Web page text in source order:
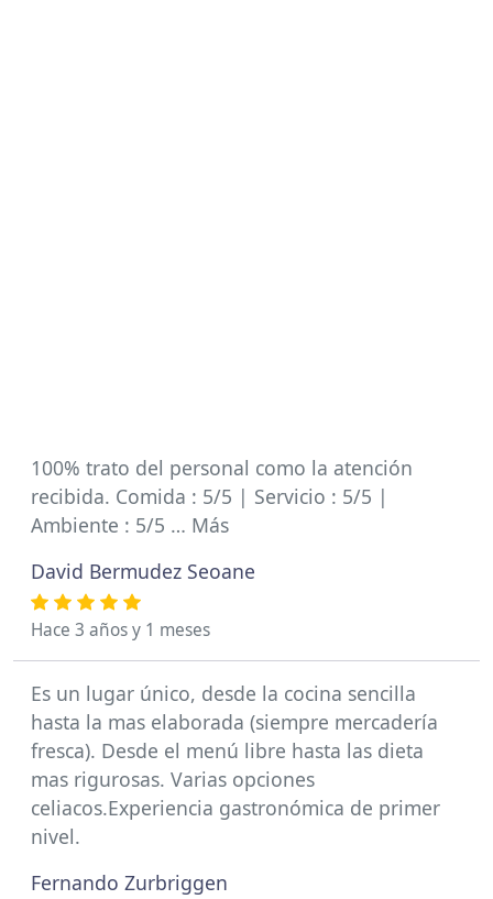
100% trato del personal como la atención
recibida. Comida : 5/5 | Servicio : 5/5 |
Ambiente : 5/5 … Más
David Bermudez Seoane
Hace 3 años y 1 meses
Es un lugar único, desde la cocina sencilla
hasta la mas elaborada (siempre mercadería
fresca). Desde el menú libre hasta las dieta
mas rigurosas. Varias opciones
celiacos.Experiencia gastronómica de primer
nivel.
Fernando Zurbriggen